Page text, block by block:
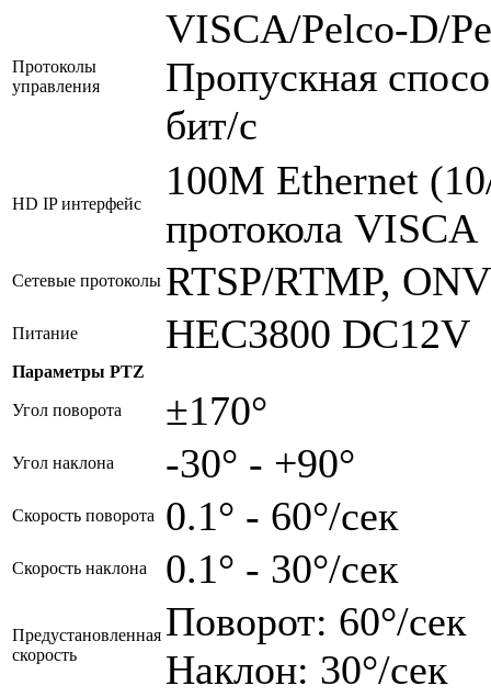
Протоколы
управления
VISCA/Pelco-D/
Пропускная
бит/с
HD IP интерфейс
100М Ethernet
протокола VISCA
Сетевые протоколы RTSP/RTMP,
Питание HEC3800 DC12V
Параметры PTZ
Угол поворота ±170°
Угол наклона -30° - +90°
Скорость поворота 0.1° - 60°/сек
Скорость наклона 0.1° - 30°/сек
Предустановленная
скорость
Поворот: 60°/сек
Наклон: 30°/сек